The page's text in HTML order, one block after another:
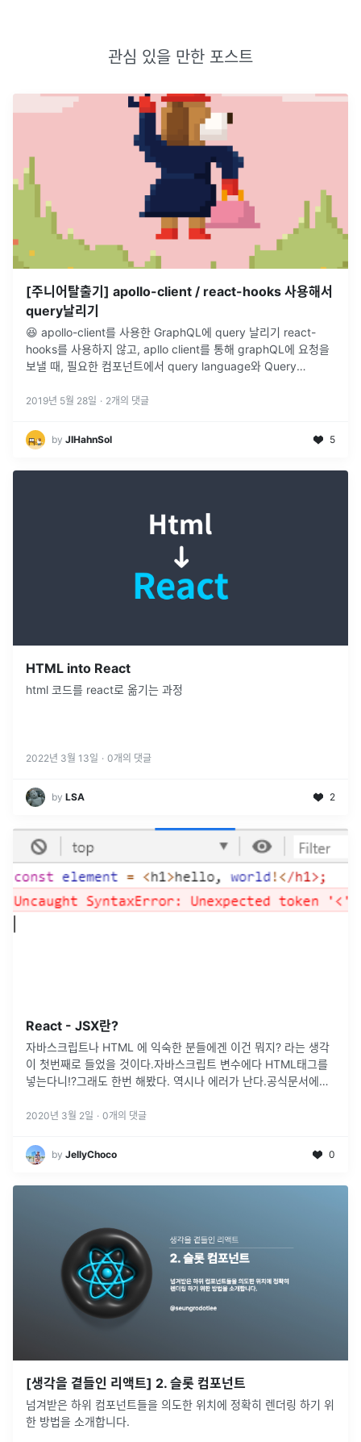
관심 있을 만한 포스트
[주니어탈출기] apollo-client / react-hooks 사용해서
query날리기
😆 apollo-client를 사용한 GraphQL에 query 날리기 react-
hooks를 사용하지 않고, apllo client를 통해 graphQL에 요청을
보낼 때, 필요한 컴포넌트에서 query language와 Query
의 Endpoint를 사용하며, 요청시 사용하는...
2019년 5월 28일 · 2개의 댓글
by JIHahnSol 5
HTML into React
html 코드를 react로 옮기는 과정
2022년 3월 13일 · 0개의 댓글
by LSA 2
React - JSX란?
자바스크립트나 HTML 에 익숙한 분들에겐 이건 뭐지? 라는 생각
이 첫번째로 들었을 것이다.자바스크립트 변수에다 HTML태그를
넣는다니!?그래도 한번 해봤다. 역시나 에러가 난다.공식문서에는
라 하며,...
2020년 3월 2일 · 0개의 댓글
by JellyChoco 0
[생각을 곁들인 리액트] 2. 슬롯 컴포넌트
넘겨받은 하위 컴포넌트들을 의도한 위치에 정확히 렌더링 하기 위
한 방법을 소개합니다.